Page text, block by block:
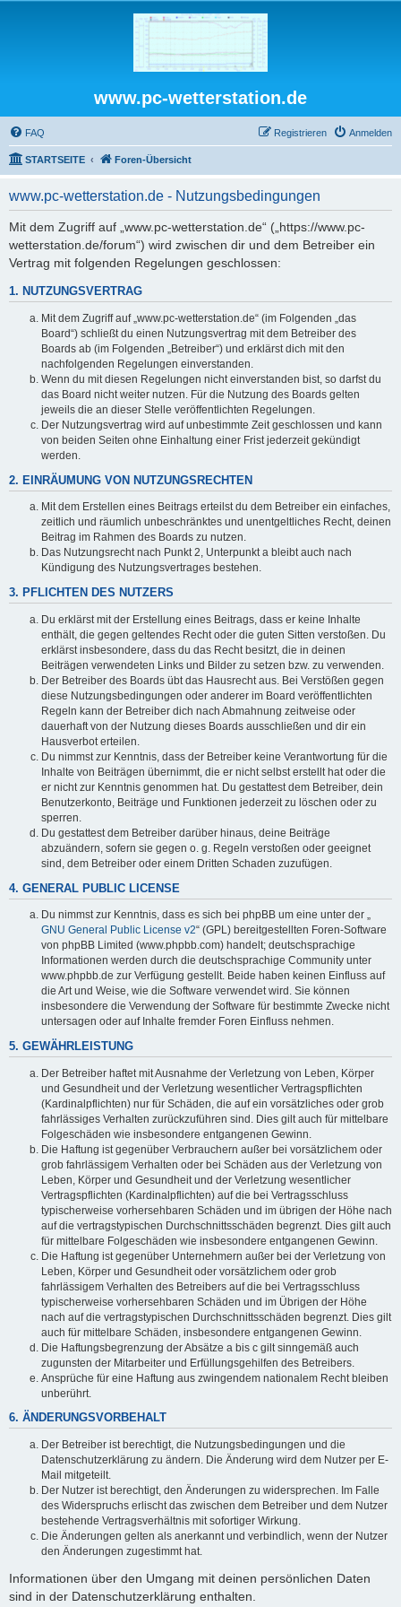
www.pc-wetterstation.de
FAQ Anmelden
Registrieren
STARTSEITE Foren-Übersicht
www.pc-wetterstation.de - Nutzungsbedingungen
Mit dem Zugriff auf „www.pc-wetterstation.de“ („https://www.pc-
wetterstation.de/forum“) wird zwischen dir und dem Betreiber ein
Vertrag mit folgenden Regelungen geschlossen:
1. NUTZUNGSVERTRAG
Mit dem Zugriff auf „www.pc-wetterstation.de“ (im Folgenden „das
Board“) schließt du einen Nutzungsvertrag mit dem Betreiber des
Boards ab (im Folgenden „Betreiber“) und erklärst dich mit den
nachfolgenden Regelungen einverstanden.
Wenn du mit diesen Regelungen nicht einverstanden bist, so darfst du
das Board nicht weiter nutzen. Für die Nutzung des Boards gelten
jeweils die an dieser Stelle veröffentlichten Regelungen.
Der Nutzungsvertrag wird auf unbestimmte Zeit geschlossen und kann
von beiden Seiten ohne Einhaltung einer Frist jederzeit gekündigt
werden.
2. EINRÄUMUNG VON NUTZUNGSRECHTEN
Mit dem Erstellen eines Beitrags erteilst du dem Betreiber ein einfaches,
zeitlich und räumlich unbeschränktes und unentgeltliches Recht, deinen
Beitrag im Rahmen des Boards zu nutzen.
Das Nutzungsrecht nach Punkt 2, Unterpunkt a bleibt auch nach
Kündigung des Nutzungsvertrages bestehen.
3. PFLICHTEN DES NUTZERS
Du erklärst mit der Erstellung eines Beitrags, dass er keine Inhalte
enthält, die gegen geltendes Recht oder die guten Sitten verstoßen. Du
erklärst insbesondere, dass du das Recht besitzt, die in deinen
Beiträgen verwendeten Links und Bilder zu setzen bzw. zu verwenden.
Der Betreiber des Boards übt das Hausrecht aus. Bei Verstößen gegen
diese Nutzungsbedingungen oder anderer im Board veröffentlichten
Regeln kann der Betreiber dich nach Abmahnung zeitweise oder
dauerhaft von der Nutzung dieses Boards ausschließen und dir ein
Hausverbot erteilen.
Du nimmst zur Kenntnis, dass der Betreiber keine Verantwortung für die
Inhalte von Beiträgen übernimmt, die er nicht selbst erstellt hat oder die
er nicht zur Kenntnis genommen hat. Du gestattest dem Betreiber, dein
Benutzerkonto, Beiträge und Funktionen jederzeit zu löschen oder zu
sperren.
Du gestattest dem Betreiber darüber hinaus, deine Beiträge
abzuändern, sofern sie gegen o. g. Regeln verstoßen oder geeignet
sind, dem Betreiber oder einem Dritten Schaden zuzufügen.
4. GENERAL PUBLIC LICENSE
Du nimmst zur Kenntnis, dass es sich bei phpBB um eine unter der „
GNU General Public License v2“ (GPL) bereitgestellten Foren-Software
von phpBB Limited (www.phpbb.com) handelt; deutschsprachige
Informationen werden durch die deutschsprachige Community unter
www.phpbb.de zur Verfügung gestellt. Beide haben keinen Einfluss auf
die Art und Weise, wie die Software verwendet wird. Sie können
insbesondere die Verwendung der Software für bestimmte Zwecke nicht
untersagen oder auf Inhalte fremder Foren Einfluss nehmen.
5. GEWÄHRLEISTUNG
Der Betreiber haftet mit Ausnahme der Verletzung von Leben, Körper
und Gesundheit und der Verletzung wesentlicher Vertragspflichten
(Kardinalpflichten) nur für Schäden, die auf ein vorsätzliches oder grob
fahrlässiges Verhalten zurückzuführen sind. Dies gilt auch für mittelbare
Folgeschäden wie insbesondere entgangenen Gewinn.
Die Haftung ist gegenüber Verbrauchern außer bei vorsätzlichem oder
grob fahrlässigem Verhalten oder bei Schäden aus der Verletzung von
Leben, Körper und Gesundheit und der Verletzung wesentlicher
Vertragspflichten (Kardinalpflichten) auf die bei Vertragsschluss
typischerweise vorhersehbaren Schäden und im übrigen der Höhe nach
auf die vertragstypischen Durchschnittsschäden begrenzt. Dies gilt auch
für mittelbare Folgeschäden wie insbesondere entgangenen Gewinn.
Die Haftung ist gegenüber Unternehmern außer bei der Verletzung von
Leben, Körper und Gesundheit oder vorsätzlichem oder grob
fahrlässigem Verhalten des Betreibers auf die bei Vertragsschluss
typischerweise vorhersehbaren Schäden und im Übrigen der Höhe
nach auf die vertragstypischen Durchschnittsschäden begrenzt. Dies gilt
auch für mittelbare Schäden, insbesondere entgangenen Gewinn.
Die Haftungsbegrenzung der Absätze a bis c gilt sinngemäß auch
zugunsten der Mitarbeiter und Erfüllungsgehilfen des Betreibers.
Ansprüche für eine Haftung aus zwingendem nationalem Recht bleiben
unberührt.
6. ÄNDERUNGSVORBEHALT
Der Betreiber ist berechtigt, die Nutzungsbedingungen und die
Datenschutzerklärung zu ändern. Die Änderung wird dem Nutzer per E-
Mail mitgeteilt.
Der Nutzer ist berechtigt, den Änderungen zu widersprechen. Im Falle
des Widerspruchs erlischt das zwischen dem Betreiber und dem Nutzer
bestehende Vertragsverhältnis mit sofortiger Wirkung.
Die Änderungen gelten als anerkannt und verbindlich, wenn der Nutzer
den Änderungen zugestimmt hat.
Informationen über den Umgang mit deinen persönlichen Daten
sind in der Datenschutzerklärung enthalten.